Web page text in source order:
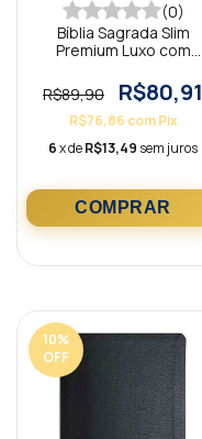
(0)
Bíblia Sagrada Slim
Premium Luxo com
Minimalista Bordô
R$89,90 R$80,91
R$76,86 com Pix
6x deR$13,49 sem juros
10%
OFF